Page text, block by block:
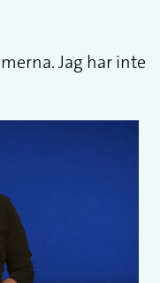
Jag har inte